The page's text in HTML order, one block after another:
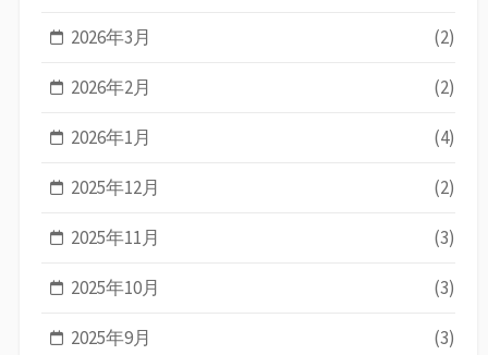
2026年3月 (2)
2026年2月 (2)
2026年1月 (4)
2025年12月 (2)
2025年11月 (3)
2025年10月 (3)
2025年9月 (3)